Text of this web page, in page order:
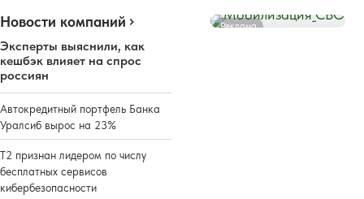
Новости компаний
Эксперты выяснили, как
кешбэк влияет на спрос
россиян
Автокредитный портфель Банка
Уралсиб вырос на 23%
Т2 признан лидером по числу
бесплатных сервисов
кибербезопасности
Реклама